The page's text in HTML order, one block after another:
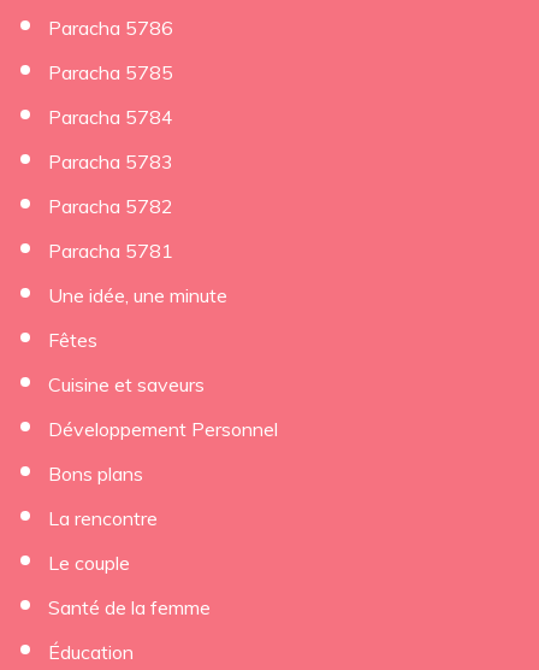
Paracha 5786
Paracha 5785
Paracha 5784
Paracha 5783
Paracha 5782
Paracha 5781
Une idée, une minute
Fêtes
Cuisine et saveurs
Développement Personnel
Bons plans
La rencontre
Le couple
Santé de la femme
Éducation